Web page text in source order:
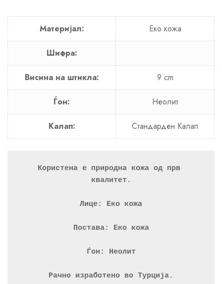
Материјал: Еко кожа
Шифра:
Висина на штикла: 9 cm
Ѓон: Неолит
Калап: Стандарден Калап
Користена е природна кожа од прв
квалитет.
Лице: Еко кожа
Постава: Еко кожа
Ѓон: Неолит
Рачно изработено во Турција.